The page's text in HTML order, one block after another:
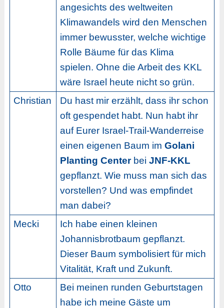
angesichts des weltweiten
Klimawandels wird den Menschen
immer bewusster, welche wichtige
Rolle Bäume für das Klima
spielen. Ohne die Arbeit des KKL
wäre Israel heute nicht so grün.
Christian
Du hast mir erzählt, dass ihr schon
oft gespendet habt. Nun habt ihr
auf Eurer Israel-Trail-Wanderreise
einen eigenen Baum imGolani
Planting CenterbeiJNF-KKL
gepflanzt. Wie muss man sich das
vorstellen? Und was empfindet
man dabei?
Mecki
Ich habe einen kleinen
Johannisbrotbaum gepflanzt.
Dieser Baum symbolisiert für mich
Vitalität, Kraft und Zukunft.
Otto
Bei meinen runden Geburtstagen
habe ich meine Gäste um